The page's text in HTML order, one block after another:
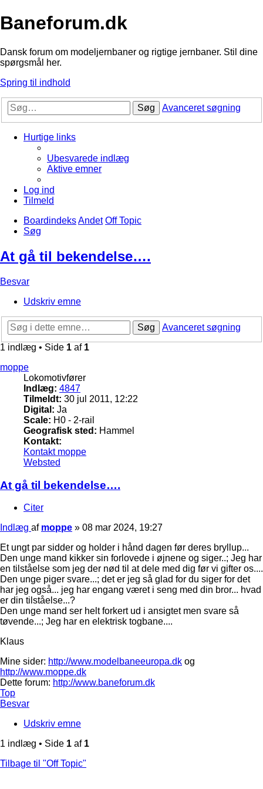
Baneforum.dk
Dansk forum om modeljernbaner og rigtige jernbaner. Stil dine
spørgsmål her.
Spring til indhold
Søg Avanceret søgning
Hurtige links
Ubesvarede indlæg
Aktive emner
Log ind
Tilmeld
BoardindeksAndet Off Topic
Søg
At gå til bekendelse….
Besvar
Udskriv emne
Søg
Avanceret søgning
1 indlæg • Side 1 af 1
moppe
Lokomotivfører
Indlæg: 4847
Tilmeldt: 30 jul 2011, 12:22
Digital: Ja
Scale: H0 - 2-rail
Geografisk sted: Hammel
Kontakt:
Kontakt moppe
Websted
At gå til bekendelse….
Citer
Indlæg af moppe » 08 mar 2024, 19:27
Et ungt par sidder og holder i hånd dagen før deres bryllup...
Den unge mand kikker sin forlovede i øjnene og siger..; Jeg har
en tilståelse som jeg der nød til at dele med dig før vi gifter os....
Den unge piger svare...; det er jeg så glad for du siger for det
har jeg også... jeg har engang været i seng med din bror... hvad
er din tilståelse...?
Den unge mand ser helt forkert ud i ansigtet men svare så
tøvende...; Jeg har en elektrisk togbane....
Klaus
Mine sider: http://www.modelbaneeuropa.dk og
http://www.moppe.dk
Dette forum: http://www.baneforum.dk
Top
Besvar
Udskriv emne
1 indlæg • Side 1 af 1
Tilbage til "Off Topic"